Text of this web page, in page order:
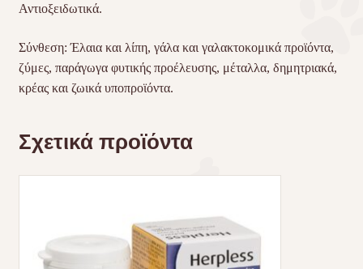
Αντιοξειδωτικά.
Σύνθεση: Έλαια και λίπη, γάλα και γαλακτοκομικά προϊόντα,
ζύμες, παράγωγα φυτικής προέλευσης, μέταλλα, δημητριακά,
κρέας και ζωικά υποπροϊόντα.
Σχετικά προϊόντα